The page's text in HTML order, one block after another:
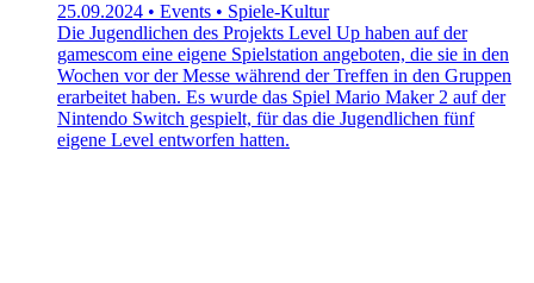
25.09.2024 • Events • Spiele-Kultur
Die Jugendlichen des Projekts Level Up haben auf der
gamescom eine eigene Spielstation angeboten, die sie in den
Wochen vor der Messe während der Treffen in den Gruppen
erarbeitet haben. Es wurde das Spiel Mario Maker 2 auf der
Nintendo Switch gespielt, für das die Jugendlichen fünf
eigene Level entworfen hatten.